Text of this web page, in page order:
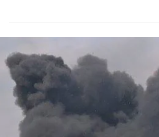
Meeting Roanne, 23 Septembre 2018
- TARIFS - Achat des billets en ligne
TARIF - Meeting + Parking Achat en ligne ici
Samedi 22 septembre à partir de 14h Jeune
moins de 18 ans - Gratuit Adulte au-delà de ...